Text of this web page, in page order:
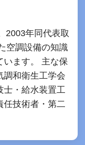
2003年同代表取
空調設備の知識
います。 主な保
調和衛生工学会
士・給水装置工
任技術者・第二